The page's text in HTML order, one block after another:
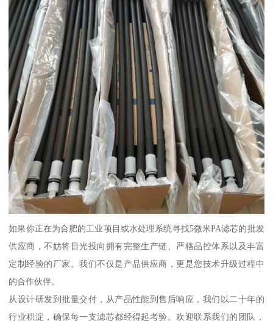
如果你正在为合肥的工业项目或水处理系统寻找5微米PA滤芯的批发
供应商，不妨将目光投向拥有完整生产链、严格品控体系以及丰富
定制经验的厂家。我们不仅是产品供应商，更是您技术升级过程中
的合作伙伴。
从设计研发到批量交付，从产品性能到售后响应，我们以二十年的
行业积淀，确保每一支滤芯都经得起考验。欢迎联系我们的团队，